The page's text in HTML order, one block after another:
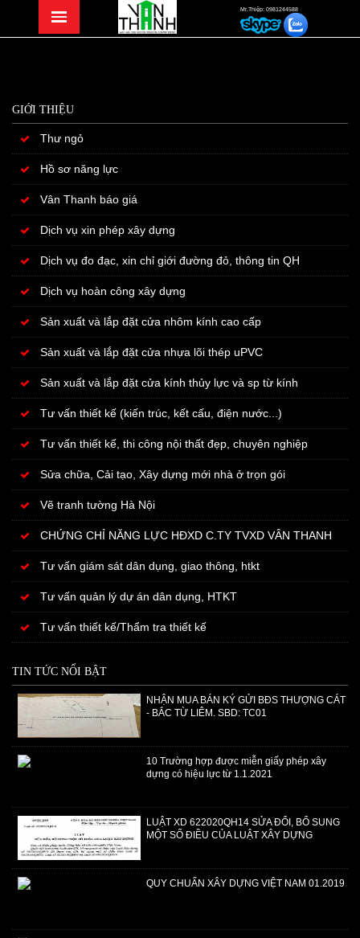
Mr.Thiệp: 0981244588
GIỚI THIỆU
Thư ngỏ
Hồ sơ năng lực
Vân Thanh báo giá
Dịch vụ xin phép xây dựng
Dịch vụ đo đạc, xin chỉ giới đường đỏ, thông tin QH
Dịch vụ hoàn công xây dựng
Sản xuất và lắp đặt cửa nhôm kính cao cấp
Sản xuất và lắp đặt cửa nhựa lõi thép uPVC
Sản xuất và lắp đặt cửa kính thủy lực và sp từ kính
Tư vấn thiết kế (kiến trúc, kết cấu, điện nước...)
Tư vấn thiết kế, thi công nội thất đẹp, chuyên nghiệp
Sửa chữa, Cải tạo, Xây dựng mới nhà ở trọn gói
Vẽ tranh tường Hà Nội
CHỨNG CHỈ NĂNG LỰC HĐXD C.TY TVXD VÂN THANH
Tư vấn giám sát dân dụng, giao thông, htkt
Tư vấn quản lý dự án dân dụng, HTKT
Tư vấn thiết kế/Thẩm tra thiết kế
TIN TỨC NỔI BẬT
NHẬN MUA BÁN KÝ GỬI BĐS THƯỢNG CÁT
- BẮC TỪ LIÊM. SBD: TC01
​10 Trường hợp được miễn giấy phép xây
dựng có hiệu lực từ 1.1.2021
LUẬT XD 622020QH14 SỬA ĐỔI, BỔ SUNG
MỘT SỐ ĐIỀU CỦA LUẬT XÂY DỰNG
QUY CHUẨN XÂY DỰNG VIỆT NAM 01.2019